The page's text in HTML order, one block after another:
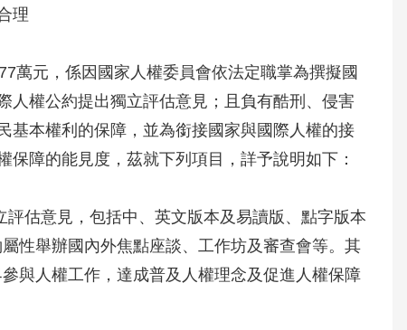
理
元，係因國家人權委員會依法定職掌為撰擬國
權公約提出獨立評估意見；且負有酷刑、侵害
本權利的保障，並為銜接國家與國際人權的接
障的能見度，茲就下列項目，詳予說明如下：
估意見，包括中、英文版本及易讀版、點字版本
舉辦國內外焦點座談、工作坊及審查會等。其
人權工作，達成普及人權理念及促進人權保障